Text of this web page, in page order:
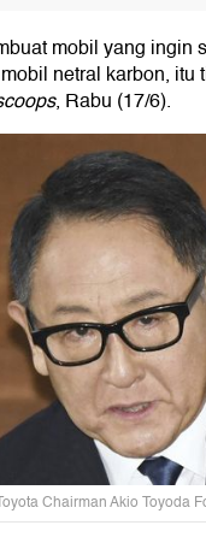
mobil yang ingin
netral karbon, itu
, Rabu (17/6).
Chairman Akio Toyoda